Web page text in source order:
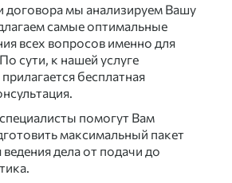
договора мы анализируем Вашу
самые оптимальные
всех вопросов именно для
сути, к нашей услуге
бесплатная
помогут Вам
максимальный пакет
дела от подачи до